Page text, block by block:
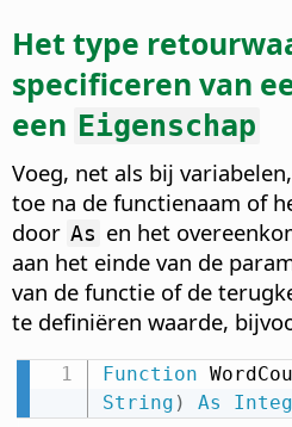
Het type
specificeren van
een Eigenschap
Voeg, net als bij
toe na de functienaam of
door As en het
aan het einde van de
van de functie of de
te definiëren waarde,
Function
String ) As